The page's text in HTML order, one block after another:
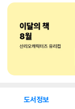
도서정보